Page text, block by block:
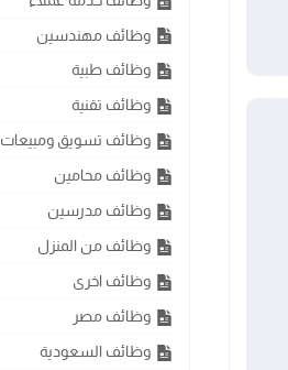
وظائف مهندسين
وظائف طبية
وظائف تقنية
وظائف تسويق ومبيعات
وظائف محامين
وظائف مدرسين
وظائف من المنزل
وظائف اخرى
وظائف مصر
وظائف السعودية